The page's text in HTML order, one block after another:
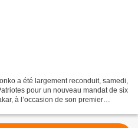
a été largement reconduit, samedi,
pour un nouveau mandat de six
à l’occasion de son premier